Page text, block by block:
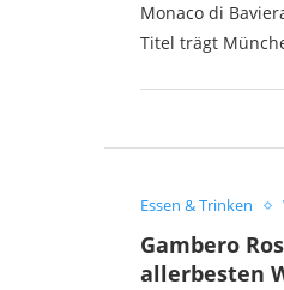
Monaco di
Titel trägt
Essen & Trinken
Gambero
allerbesten